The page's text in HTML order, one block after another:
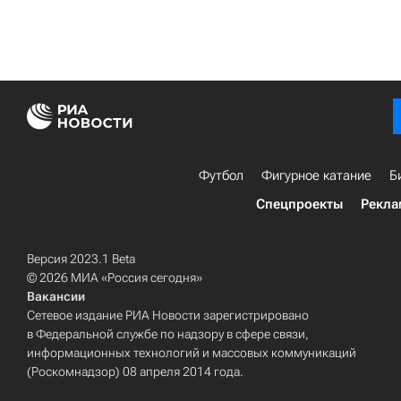
Футбол Фигурное катание
Спецпроекты
Версия 2023.1 Beta
© 2026 МИА «Россия сегодня»
Вакансии
Сетевое издание РИА Новости зарегистрировано
в Федеральной службе по надзору в сфере связи,
информационных технологий и массовых коммуникаций
(Роскомнадзор) 08 апреля 2014 года.